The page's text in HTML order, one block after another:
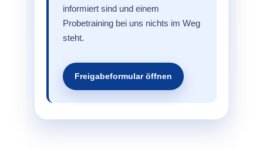
informiert sind und einem
Probetraining bei uns nichts im Weg
steht.
Freigabeformular öffnen